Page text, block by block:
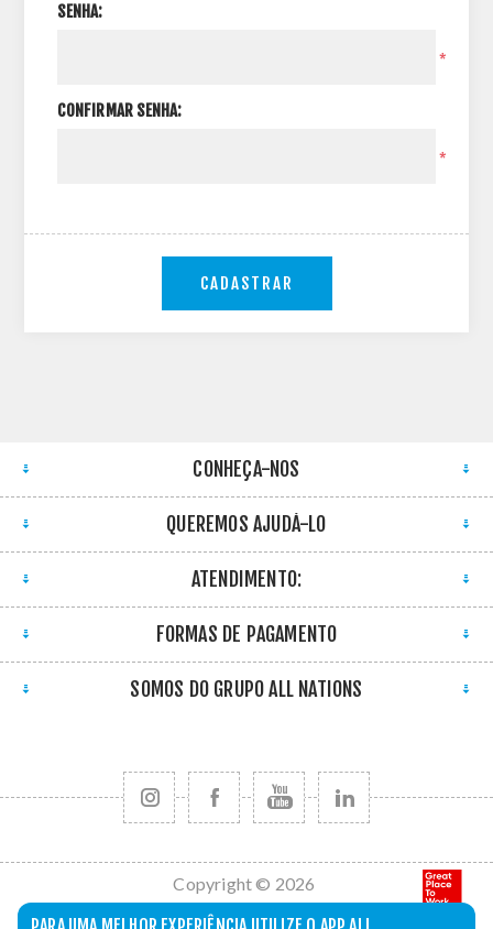
SENHA:
*
CONFIRMAR SENHA:
*
CADASTRAR
CONHEÇA-NOS
QUEREMOS AJUDÁ-LO
ATENDIMENTO:
FORMAS DE PAGAMENTO
SOMOS DO GRUPO ALL NATIONS
Copyright © 2026
All Nations. Todos